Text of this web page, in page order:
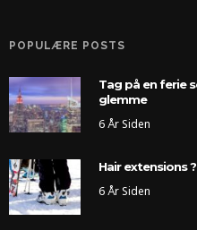
POPULÆRE POSTS
Tag på en ferie
glemme
6 År Siden
Hair extensions
6 År Siden